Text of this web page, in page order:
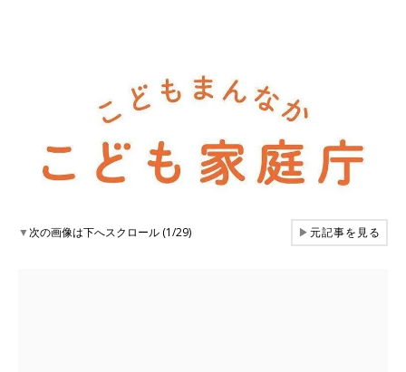
▼次の画像は下へスクロール (1/29) ▶元記事を見る